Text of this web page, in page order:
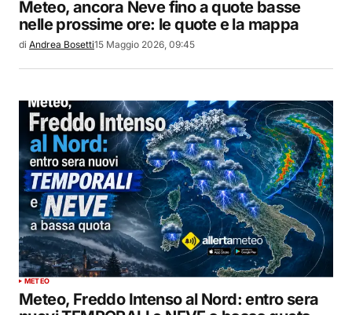
Meteo, ancora Neve fino a quote basse
nelle prossime ore: le quote e la mappa
di Andrea Bosetti15 Maggio 2026, 09:45
METEO
Meteo, Freddo Intenso al Nord: entro sera